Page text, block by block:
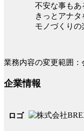
不安な事もあ
きっとアナタ
モノづくりの
業務内容の変更範囲
企業情報
ロゴ